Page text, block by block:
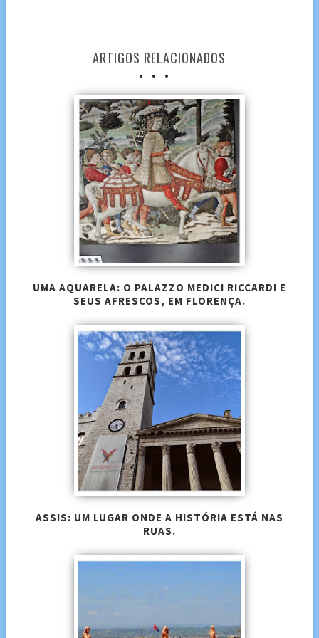
ARTIGOS RELACIONADOS
UMA AQUARELA: O PALAZZO MEDICI RICCARDI E
SEUS AFRESCOS, EM FLORENÇA.
ASSIS: UM LUGAR ONDE A HISTÓRIA ESTÁ NAS
RUAS.